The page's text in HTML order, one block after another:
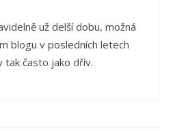
už delší dobu, možná
blogu v posledních letech
tak často jako dřív.